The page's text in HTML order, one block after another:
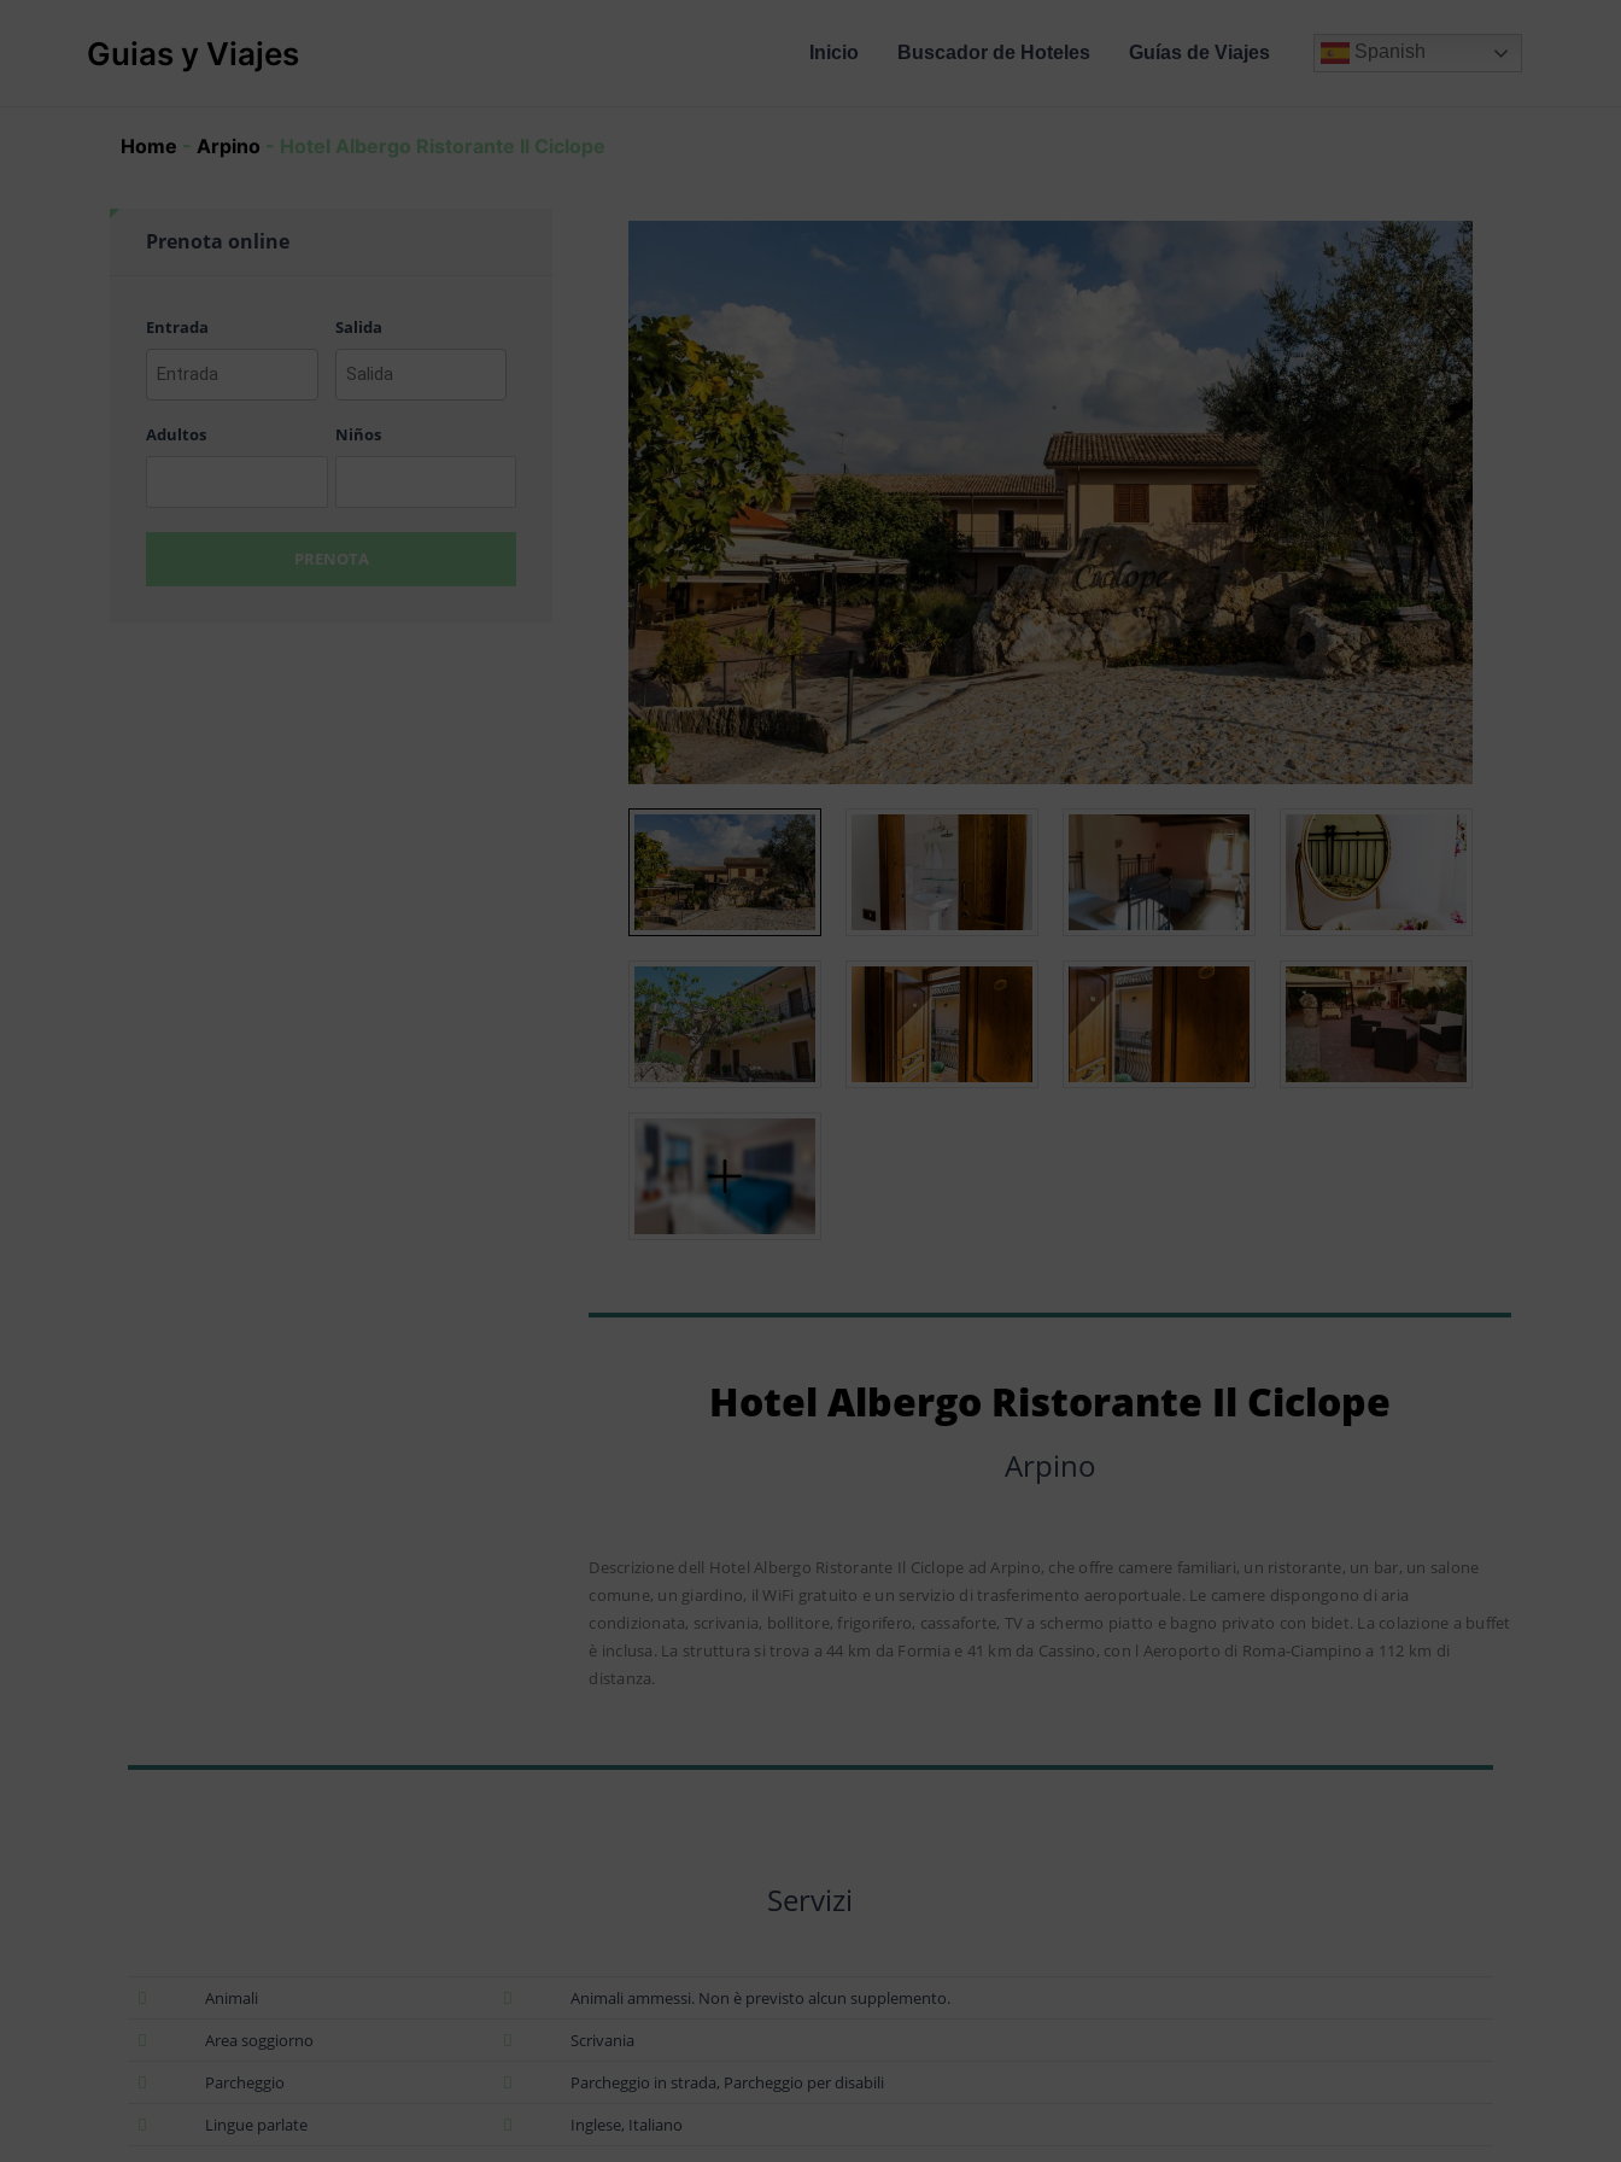
Guias y Viajes Inicio Buscador de Hoteles Guías de Viajes Spanish
Home - Arpino - Hotel Albergo Ristorante Il Ciclope
Prenota online
Entrada Salida
Adultos Niños
PRENOTA
Hotel Albergo Ristorante Il Ciclope
Arpino
Descrizione dell Hotel Albergo Ristorante Il Ciclope ad Arpino, che offre camere familiari, un ristorante, un bar, un salone
comune, un giardino, il WiFi gratuito e un servizio di trasferimento aeroportuale. Le camere dispongono di aria
condizionata, scrivania, bollitore, frigorifero, cassaforte, TV a schermo piatto e bagno privato con bidet. La colazione a buffet
è inclusa. La struttura si trova a 44 km da Formia e 41 km da Cassino, con l Aeroporto di Roma-Ciampino a 112 km di
distanza.
Servizi
Animali
Animali ammessi. Non è previsto alcun supplemento.
Area soggiorno
Scrivania
Parcheggio
Parcheggio in strada, Parcheggio per disabili
Lingue parlate
Inglese, Italiano